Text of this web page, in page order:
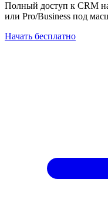
Полный доступ к CRM
или Pro/Business под
Начать бесплатно